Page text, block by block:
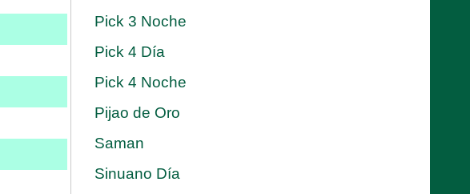
Pick 3 Noche
Pick 4 Día
Pick 4 Noche
Pijao de Oro
Saman
Sinuano Día